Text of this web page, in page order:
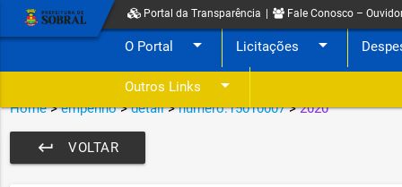
Portal da Transparência Fale Conosco –
O Portal arrow_drop_down Licitações arrow_drop_down
Outros Links arrow_drop_down
Home>empenho>detail>numero:15010007>2020
VOLTAR
keyboard_return